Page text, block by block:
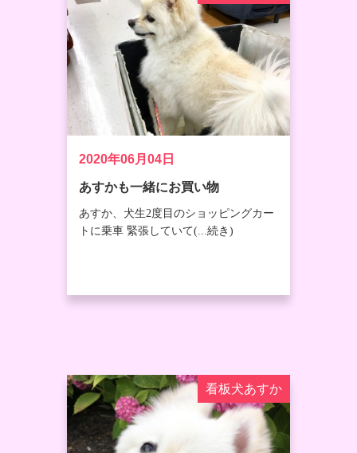
2020年06月04日
あすかも一緒にお買い物
あすか、犬生2度目のショッピングカー
トに乗車 緊張していて(...続き)
看板犬あすか